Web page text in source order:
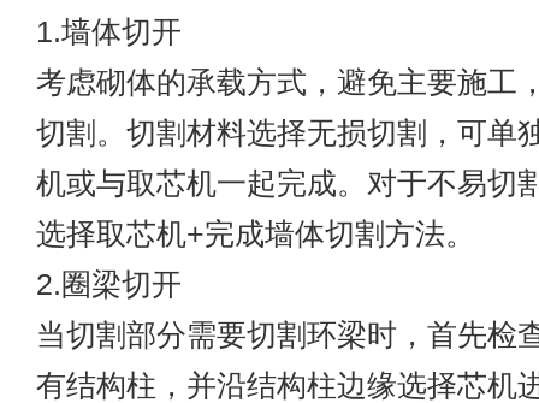
1.墙体切开
考虑砌体的承载方式，避免主要施工
切割。切割材料选择无损切割，可单
机或与取芯机一起完成。对于不易切
选择取芯机+完成墙体切割方法。
2.圈梁切开
当切割部分需要切割环梁时，首先检
有结构柱，并沿结构柱边缘选择芯机